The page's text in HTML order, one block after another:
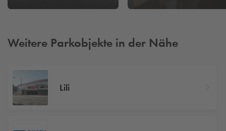
Weitere Parkobjekte in der Nähe
Lili